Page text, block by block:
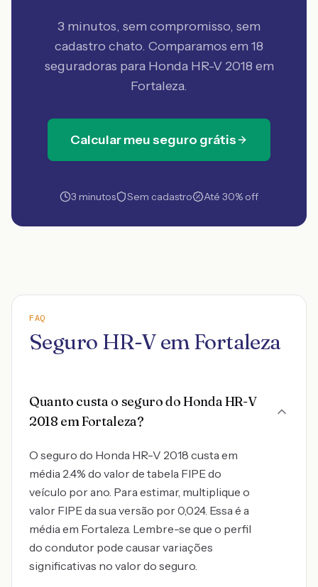
3 minutos, sem compromisso, sem
cadastro chato. Comparamos em 18
seguradoras para Honda HR-V 2018 em
Fortaleza.
Calcular meu seguro grátis
3 minutos Sem cadastro Até 30% off
FAQ
Seguro HR-V em Fortaleza
Quanto custa o seguro do Honda HR-V
2018 em Fortaleza?
O seguro do Honda HR-V 2018 custa em
média 2.4% do valor de tabela FIPE do
veículo por ano. Para estimar, multiplique o
valor FIPE da sua versão por 0,024. Essa é a
média em Fortaleza. Lembre-se que o perfil
do condutor pode causar variações
significativas no valor do seguro.